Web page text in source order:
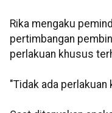
Rika mengaku
pertimbangan
perlakuan khusus
"Tidak ada perlakuan